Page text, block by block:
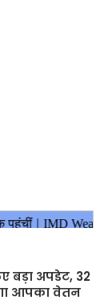
बड़ा अपडेट, 32
आपका वेतन